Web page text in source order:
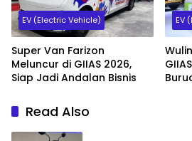
EV (Electric Vehicle)
Super Van Farizon
Meluncur di GIIAS 2026,
Siap Jadi Andalan Bisnis
EV
Read Also